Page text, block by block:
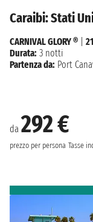
Caraibi: Stati
da 292 €
prezzo per persona Tasse
CARNIVAL GLORY ®
Durata: 3 notti
Partenza da: Port